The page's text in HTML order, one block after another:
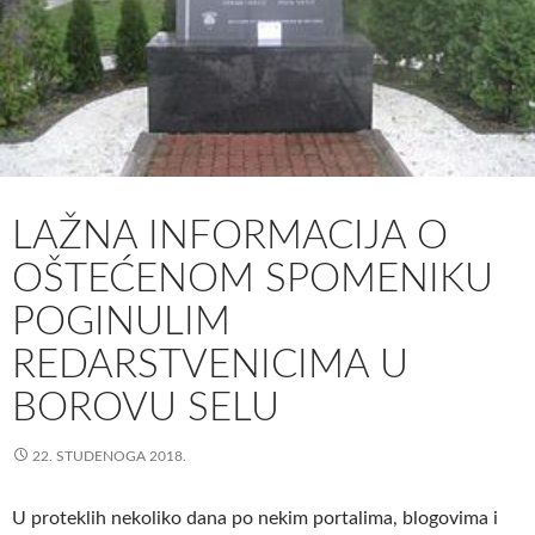
LAŽNA INFORMACIJA O
OŠTEĆENOM SPOMENIKU
POGINULIM
REDARSTVENICIMA U
BOROVU SELU
22. STUDENOGA 2018.
U proteklih nekoliko dana po nekim portalima, blogovima i